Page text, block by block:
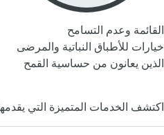
القائمة وعدم التسامح
خيارات للأطباق النباتية والمرضى
الذين يعانون من حساسية القمح
اكتشف الخدمات المتميزة التي